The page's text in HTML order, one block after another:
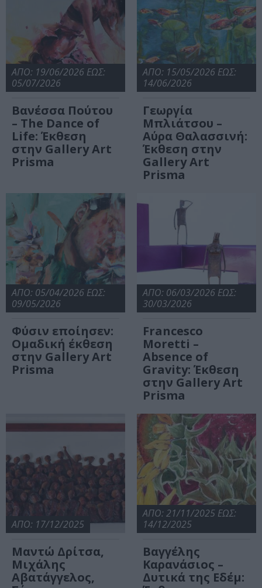
ΑΠΟ: 19/06/2026 ΕΩΣ:
05/07/2026
Βανέσσα Πούτου
– The Dance of
Life: Έκθεση
στην Gallery Art
Prisma
ΑΠΟ: 15/05/2026 ΕΩΣ:
14/06/2026
Γεωργία
Μπλιάτσου –
Αύρα Θαλασσινή:
Έκθεση στην
Gallery Art
Prisma
ΑΠΟ: 05/04/2026 ΕΩΣ:
09/05/2026
Φύσιν εποίησεν:
Ομαδική έκθεση
στην Gallery Art
Prisma
ΑΠΟ: 06/03/2026 ΕΩΣ:
30/03/2026
Francesco
Moretti –
Absence of
Gravity: Έκθεση
στην Gallery Art
Prisma
ΑΠΟ: 17/12/2025
Μαντώ Δρίτσα,
Μιχάλης
Αβατάγγελος,
ΑΠΟ: 21/11/2025 ΕΩΣ:
14/12/2025
Βαγγέλης
Καρανάσιος –
Δυτικά της Εδέμ: